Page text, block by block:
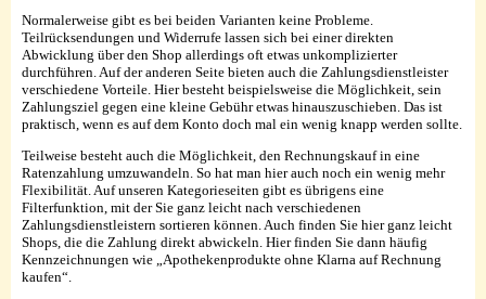
Normalerweise gibt es bei beiden Varianten keine Probleme.
Teilrücksendungen und Widerrufe lassen sich bei einer direkten
Abwicklung über den Shop allerdings oft etwas unkomplizierter
durchführen. Auf der anderen Seite bieten auch die Zahlungsdienstleister
verschiedene Vorteile. Hier besteht beispielsweise die Möglichkeit, sein
Zahlungsziel gegen eine kleine Gebühr etwas hinauszuschieben. Das ist
praktisch, wenn es auf dem Konto doch mal ein wenig knapp werden sollte.
Teilweise besteht auch die Möglichkeit, den Rechnungskauf in eine
Ratenzahlung umzuwandeln. So hat man hier auch noch ein wenig mehr
Flexibilität. Auf unseren Kategorieseiten gibt es übrigens eine
Filterfunktion, mit der Sie ganz leicht nach verschiedenen
Zahlungsdienstleistern sortieren können. Auch finden Sie hier ganz leicht
Shops, die die Zahlung direkt abwickeln. Hier finden Sie dann häufig
Kennzeichnungen wie „Apothekenprodukte ohne Klarna auf Rechnung
kaufen“.